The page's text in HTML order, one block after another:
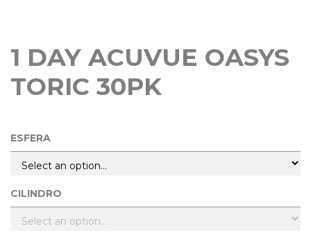
1 DAY ACUVUE OASYS
TORIC 30PK
ESFERA
CILINDRO